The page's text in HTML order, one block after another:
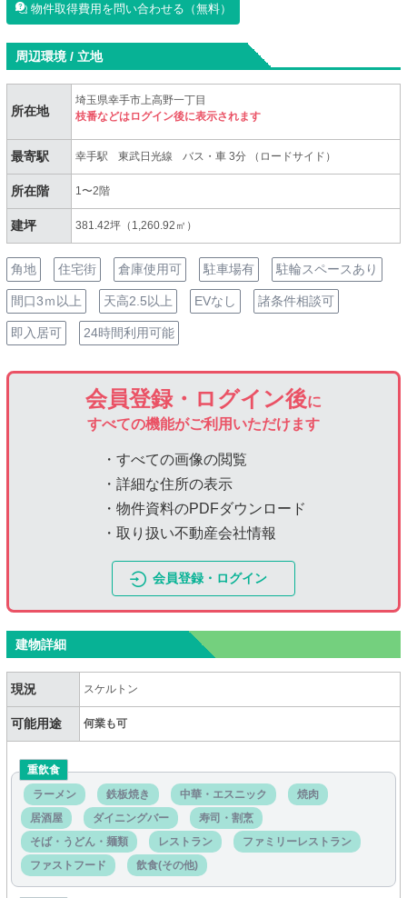
物件取得費用を問い合わせる（無料）
周辺環境 / 立地
所在地
埼玉県幸手市上高野一丁目
枝番などはログイン後に表示されます
最寄駅 幸手駅 東武日光線 バス・車 3分 （ロードサイド）
所在階 1〜2階
建坪 381.42坪（1,260.92㎡）
角地 住宅街 倉庫使用可 駐車場有 駐輪スペースあり
間口3ｍ以上 天高2.5以上 EVなし 諸条件相談可
即入居可 24時間利用可能
会員登録・ログイン後に
すべての機能がご利用いただけます
・すべての画像の閲覧
・詳細な住所の表示
・物件資料のPDFダウンロード
・取り扱い不動産会社情報
会員登録・ログイン
建物詳細
現況 スケルトン
可能用途 何業も可
重飲食
ラーメン
鉄板焼き 中華・エスニック
焼肉
居酒屋
ダイニングバー
寿司・割烹
そば・うどん・麺類
レストラン
ファミリーレストラン
ファストフード
飲食(その他)